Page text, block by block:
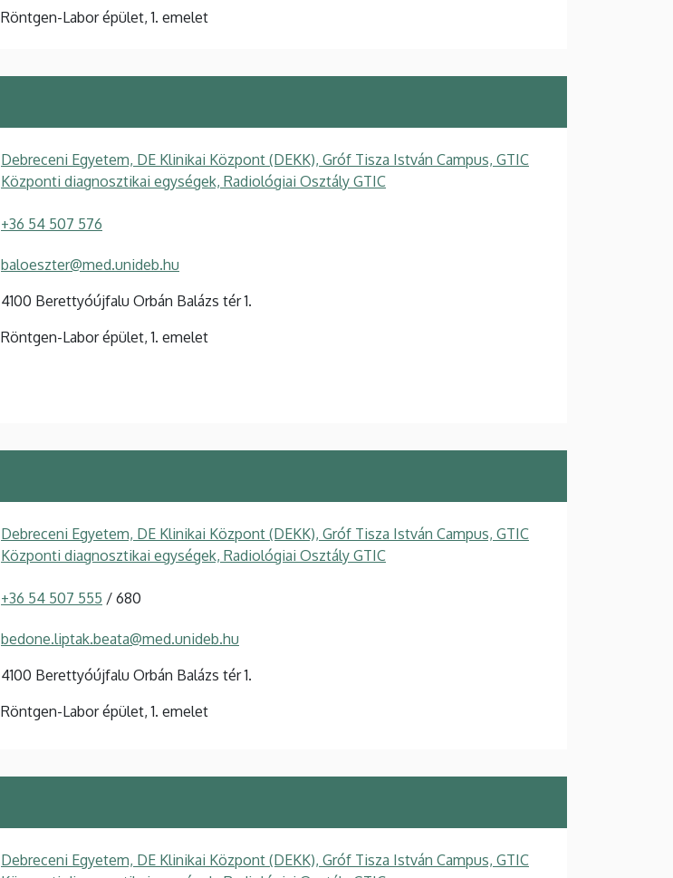
Röntgen-Labor épület, 1. emelet
Debreceni Egyetem, DE Klinikai Központ (DEKK), Gróf Tisza István Campus, GTIC
Központi diagnosztikai egységek, Radiológiai Osztály GTIC
+36 54 507 576
baloeszter@med.unideb.hu
4100 Berettyóújfalu Orbán Balázs tér 1.
Röntgen-Labor épület, 1. emelet
Debreceni Egyetem, DE Klinikai Központ (DEKK), Gróf Tisza István Campus, GTIC
Központi diagnosztikai egységek, Radiológiai Osztály GTIC
+36 54 507 555 / 680
bedone.liptak.beata@med.unideb.hu
4100 Berettyóújfalu Orbán Balázs tér 1.
Röntgen-Labor épület, 1. emelet
Debreceni Egyetem, DE Klinikai Központ (DEKK), Gróf Tisza István Campus, GTIC